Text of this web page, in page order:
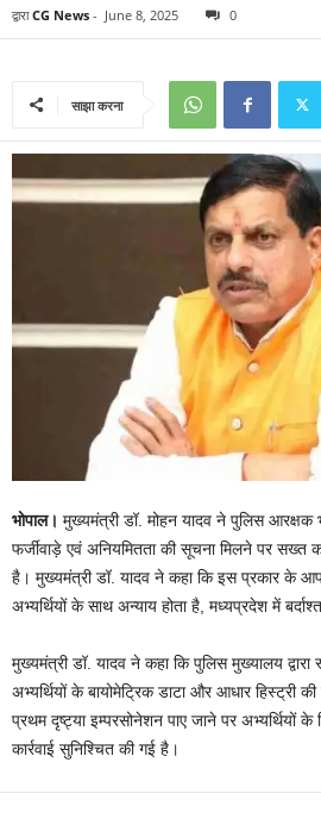
द्वारा CG News - June 8, 2025 0
साझा करना
भोपाल। मुख्यमंत्री डॉ. मोहन यादव ने पुलिस आरक्षक
फर्जीवाड़े एवं अनियमितता की सूचना मिलने पर सख्त
है। मुख्यमंत्री डॉ. यादव ने कहा कि इस प्रकार के
अभ्यर्थियों के साथ अन्याय होता है, मध्यप्रदेश में
मुख्यमंत्री डॉ. यादव ने कहा कि पुलिस मुख्यालय
अभ्यर्थियों के बायोमेट्रिक डाटा और आधार हिस्ट्री
प्रथम दृष्ट्या इम्परसोनेशन पाए जाने पर अभ्यर्थियों के
कार्रवाई सुनिश्चित की गई है।